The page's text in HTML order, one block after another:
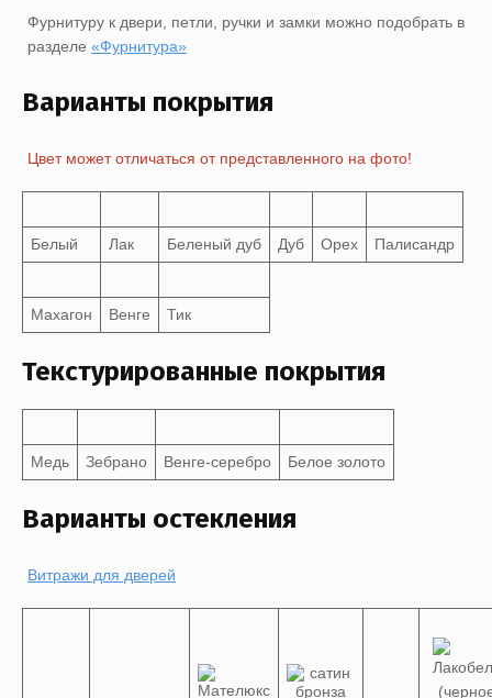
Фурнитуру к двери, петли, ручки и замки можно подобрать в
разделе «Фурнитура»
Варианты покрытия
Цвет может отличаться от представленного на фото!
Белый Лак Беленый дуб Дуб Орех Палисандр
Махагон Венге Тик
Текстурированные покрытия
Медь Зебрано Венге-серебро Белое золото
Варианты остекления
Витражи для дверей